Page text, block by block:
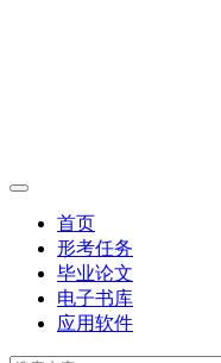
首页
形考任务
毕业论文
电子书库
应用软件